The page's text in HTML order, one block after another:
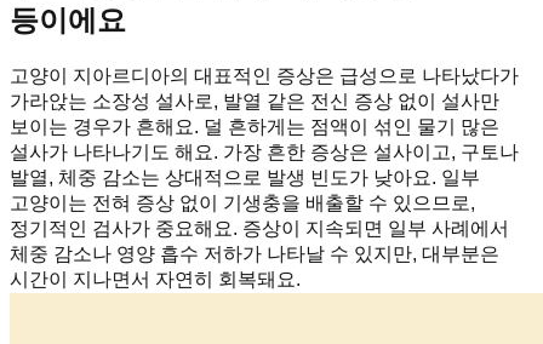
등이에요
고양이 지아르디아의 대표적인 증상은 급성으로 나타났다가
가라앉는 소장성 설사로, 발열 같은 전신 증상 없이 설사만
보이는 경우가 흔해요. 덜 흔하게는 점액이 섞인 물기 많은
설사가 나타나기도 해요. 가장 흔한 증상은 설사이고, 구토나
발열, 체중 감소는 상대적으로 발생 빈도가 낮아요. 일부
고양이는 전혀 증상 없이 기생충을 배출할 수 있으므로,
정기적인 검사가 중요해요. 증상이 지속되면 일부 사례에서
체중 감소나 영양 흡수 저하가 나타날 수 있지만, 대부분은
시간이 지나면서 자연히 회복돼요.